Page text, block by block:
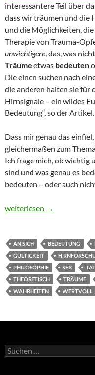
interessantere Teil über
dass wir träumen und die
und die Möglichkeiten,
Therapie von Trauma-
unwichtigere, das, was
Träume etwas bedeuten
Die einen suchen nach
die anderen halten sie
Hirnsignale – ein wildes
Bedeutung“, so der Artikel.
Dass mir genau das
gleichermaßen zum
Ich frage mich, ob wichtig
sind und was genau es
bedeuten – oder auch
Träume
weiterlesen →
AN SICH BEDEUTUNG
GÜLTIGKEIT
PHILOSOPHIE
SEX
THEORETISCH
TRÄUME
WAHRHEITEN
WERTVOLL
Suchen
nach: